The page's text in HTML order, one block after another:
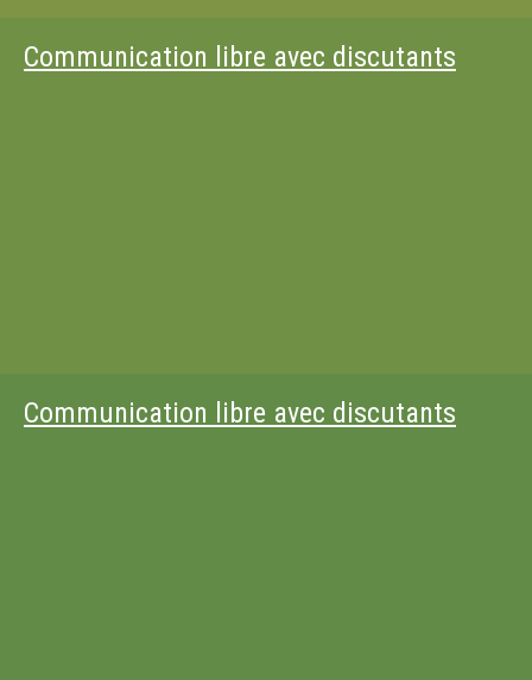
Communication libre avec discutants
Communication libre avec discutants